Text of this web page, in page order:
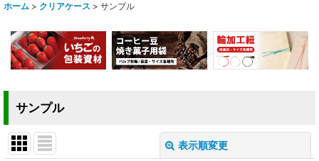
ホーム > クリアケース > サンプル
サンプル
表示順変更